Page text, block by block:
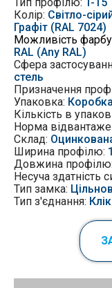
Тип профілю:
T-15
Колір: Світло-
Графіт (RAL 7024)
Можливість
RAL (Any RAL)
Сфера
стель
Призначення
Упаковка: Коробка
Кількість в
Норма
Склад:
Ширина профілю:
Довжина профілю:
Несуча здатність
Тип замка:
Тип з'єднання: